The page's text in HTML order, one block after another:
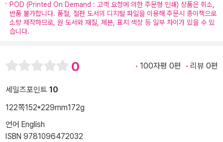
POD (Printed On Demand : 고객 요청에 의한 주문형 인쇄) 상품은 취소,
반품 불가합니다. 품절, 절판 도서의 디지털 파일을 이용해 주문시 종이책으로
소량 제작하므로, 원 도서와 재질, 제본, 표지 색상 등 일부 차이가 있을 수 있
습니다.
0 100자평 0편 리뷰 0편
세일즈포인트 10
122쪽152*229mm172g
언어 English
ISBN 9781096472032